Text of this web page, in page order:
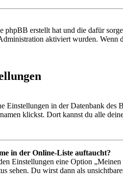
phpBB erstellt hat und die dafür
aktiviert wurden.
Einstellungen in der Datenbank
klickst. Dort kannst du alle
in der Online-Liste auftaucht?
Einstellungen eine Option
sehen. Du wirst dann als